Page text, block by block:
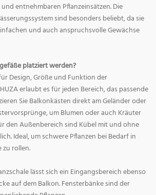
entnehmbaren Pflanzeinsätzen. Die
sind besonders beliebt, da sie
und auch anspruchsvolle Gewächse
platziert werden?
Design, Größe und Funktion der
erlaubt es für jeden Bereich, das passende
Sie Balkonkästen direkt am Geländer oder
um Blumen oder auch Kräuter
den Außenbereich sind Kübel mit und ohne
Ideal, um schwere Pflanzen bei Bedarf in
zu rollen.
lässt sich ein Eingangsbereich ebenso
auf dem Balkon. Fensterbänke sind der